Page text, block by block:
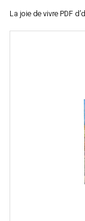
La joie de vivre PDF